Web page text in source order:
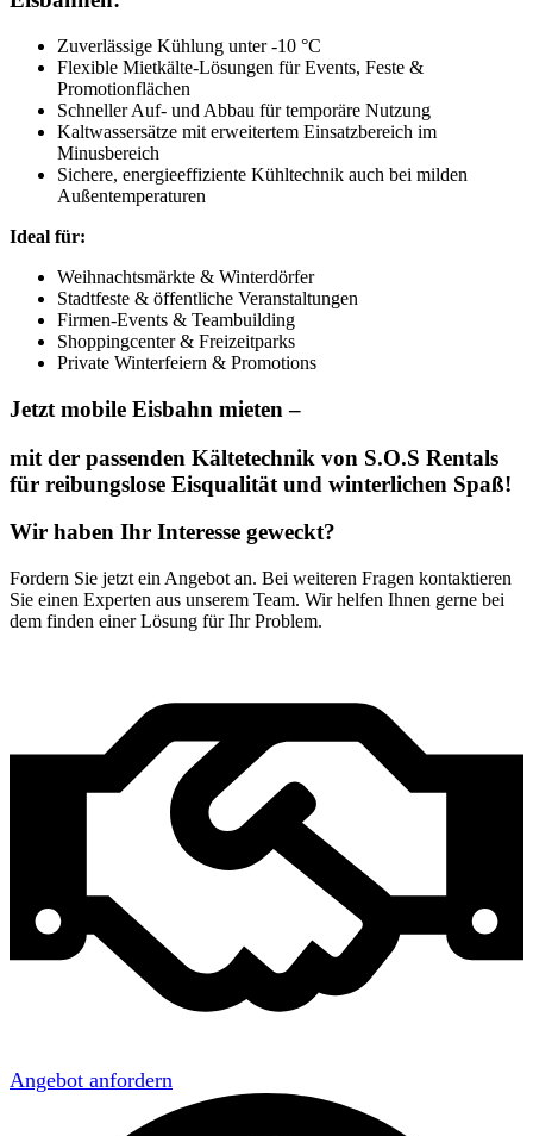
Zuverlässige Kühlung unter -10 °C
Flexible Mietkälte-Lösungen für Events, Feste &
Promotionflächen
Schneller Auf- und Abbau für temporäre Nutzung
Kaltwassersätze mit erweitertem Einsatzbereich im
Minusbereich
Sichere, energieeffiziente Kühltechnik auch bei milden
Außentemperaturen
Ideal für:
Weihnachtsmärkte & Winterdörfer
Stadtfeste & öffentliche Veranstaltungen
Firmen-Events & Teambuilding
Shoppingcenter & Freizeitparks
Private Winterfeiern & Promotions
Jetzt mobile Eisbahn mieten–
mit der passenden Kältetechnik von S.O.S Rentals
für reibungslose Eisqualität und winterlichen Spaß!
Wir haben Ihr Interesse geweckt?
Fordern Sie jetzt ein Angebot an. Bei weiteren Fragen kontaktieren
Sie einen Experten aus unserem Team. Wir helfen Ihnen gerne bei
dem finden einer Lösung für Ihr Problem.
Angebot anfordern